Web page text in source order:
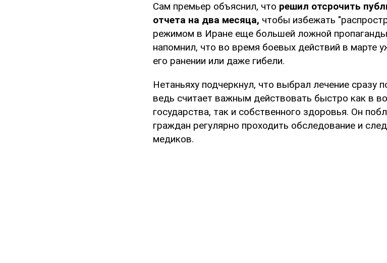
Сам премьер объяснил, что решил отсрочить
отчета на два месяца, чтобы избежать
режимом в Иране еще большей ложной
напомнил, что во время боевых действий в марте
его ранении или даже гибели.
Нетаньяху подчеркнул, что выбрал лечение сразу
ведь считает важным действовать быстро как в
государства, так и собственного здоровья. Он
граждан регулярно проходить обследование и
медиков.